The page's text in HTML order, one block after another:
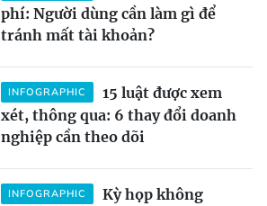
phí: Người dùng cần làm gì để
tránh mất tài khoản?
INFOGRAPHIC
15 luật được xem
xét, thông qua: 6 thay đổi doanh
nghiệp cần theo dõi
INFOGRAPHIC
Kỳ họp không